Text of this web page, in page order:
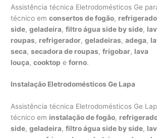
Assistência técnica Eletrodomésticos Ge
técnico emconsertos de fogão,
side,geladeira,filtro água side by side,
roupas, refrigerador,geladeiras,adega,
seca,secadora de roupas,frigobar, lava
louça,cooktop eforno.
Instalação Eletrodomésticos Ge Lapa
Assistência técnica Eletrodomésticos Ge
técnico em instalação de fogão,
side,geladeira,filtro água side by side,